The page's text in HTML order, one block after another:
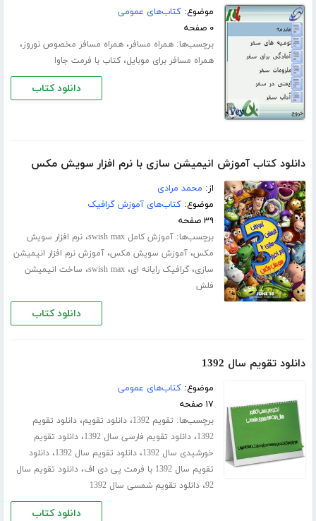
موضوع:کتاب‌های عمومی
۰ صفحه
برچسب‌ها:همراه مسافر،همراه مسافر مخصوص نوروز،
همراه مسافر برای موبایل،کتاب با فرمت جاوا
دانلود کتاب
دانلود کتاب آموزش انیمیشن سازی با نرم افزار سویش مکس
از: محمد مرادی
موضوع:کتاب‌های آموزش گرافیک
۳۹ صفحه
برچسب‌ها:آموزش کامل swish max ،نرم افزار سویش
مکس،آموزش سویش مکس،آموزش نرم افزار انیمیشن
سازی،گرافیک رایانه ای،swish max، ساخت انیمیشن
فلش
دانلود کتاب
دانلود تقویم سال 1392
موضوع:کتاب‌های عمومی
۱۷ صفحه
برچسب‌ها: تقویم 1392 ،دانلود تقویم،دانلود تقویم
1392،دانلود تقویم فارسی سال 1392 ،دانلود تقویم
خورشیدی سال 1392
،دانلود تقویم سال 1392 ،دانلود
تقویم سال 1392 با فرمت پی دی اف
،دانلود تقویم سال
92،دانلود تقویم شمسی سال 1392
دانلود کتاب